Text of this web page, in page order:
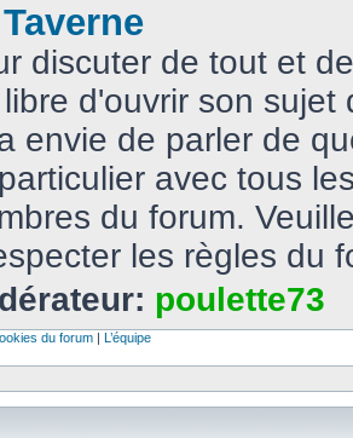
discuter de tout et
d'ouvrir son sujet
envie de parler de
avec tous
du forum.
les règles du
poulette73
du forum | L’équipe